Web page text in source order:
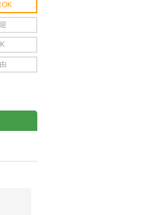
OK